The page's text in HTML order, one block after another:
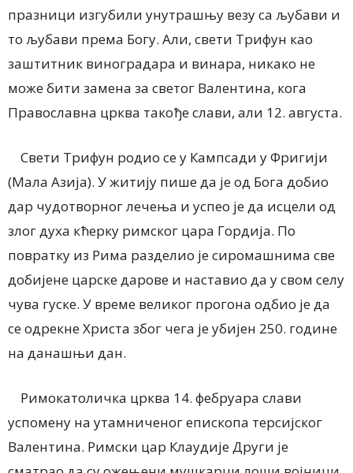
празници изгубили унутрашњу везу са љубави и
то љубави према Богу. Али, свети Трифун као
заштитник виноградара и винара, никако не
може бити замена за светог Валентина, кога
Православна црква такође слави, али 12. августа.
Свети Трифун родио се у Кампсади у Фригији
(Мала Азија). У житију пише да је од Бога добио
дар чудотворног лечења и успео је да исцели од
злог духа кћерку римског цара Гордија. По
повратку из Рима разделио је сиромашнима све
добијене царске дарове и наставио да у свом селу
чува гуске. У време великог прогона одбио је да
се одрекне Христа због чега је убијен 250. године
на данашњи дан.
Римокатоличка црква 14. фебруара слави
успомену на утамниченог епископа терсијског
Валентина. Римски цар Клаудије Други је